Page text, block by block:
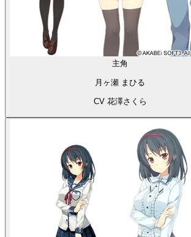
主角
月ヶ瀬 まひる
CV 花澤さくら